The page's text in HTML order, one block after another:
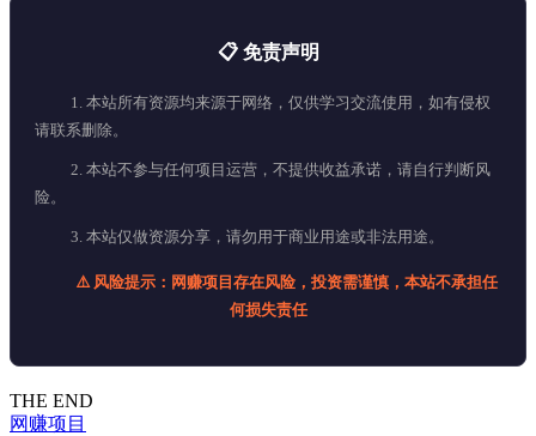
📋 免责声明
1. 本站所有资源均来源于网络，仅供学习交流使用，如有侵权
请联系删除。
2. 本站不参与任何项目运营，不提供收益承诺，请自行判断风
险。
3. 本站仅做资源分享，请勿用于商业用途或非法用途。
⚠️ 风险提示：网赚项目存在风险，投资需谨慎，本站不承担任
何损失责任
THE END
网赚项目